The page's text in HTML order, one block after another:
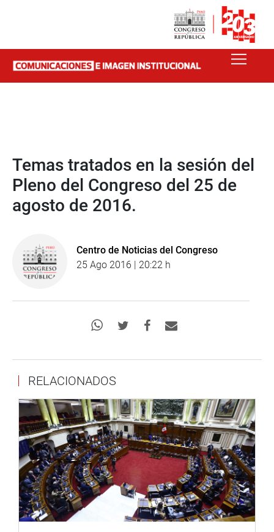
Temas tratados en la sesión del
Pleno del Congreso del 25 de
agosto de 2016.
Centro de Noticias del Congreso
25 Ago 2016 | 20:22 h
RELACIONADOS